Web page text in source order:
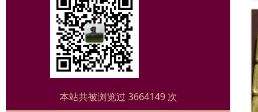
本站共被浏览过 3664149 次